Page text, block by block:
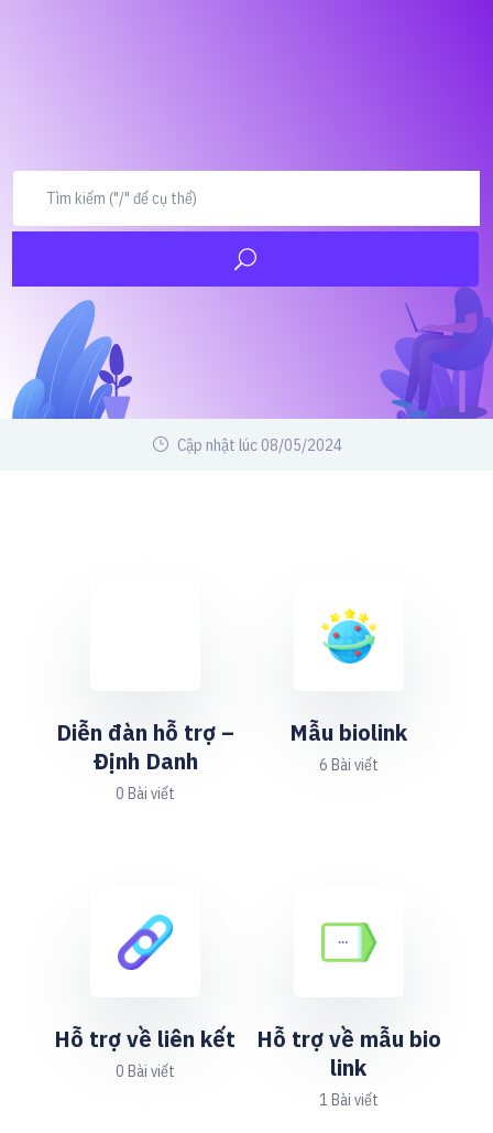
Cập nhật lúc 08/05/2024
Diễn đàn hỗ trợ –
Định Danh
0 Bài viết
Mẫu biolink
6 Bài viết
Hỗ trợ về liên kết
0 Bài viết
Hỗ trợ về mẫu bio
link
1 Bài viết